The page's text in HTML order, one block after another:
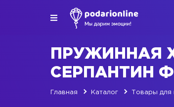
ПРУЖИННАЯ
СЕРПАНТИН
Главная Каталог Товары для